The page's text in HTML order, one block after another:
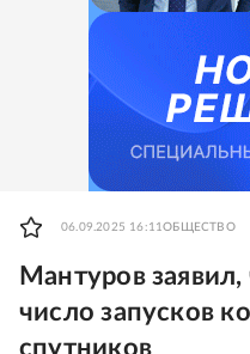
06.09.2025 16:11ОБЩЕСТВО
Мантуров
число запусков
спутников